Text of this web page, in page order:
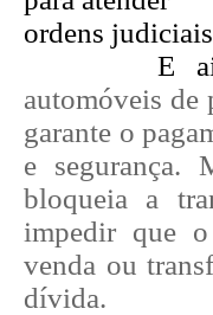
ordens
E
automóveis de
garante o
e segurança.
bloqueia a
impedir que
venda ou
dívida.